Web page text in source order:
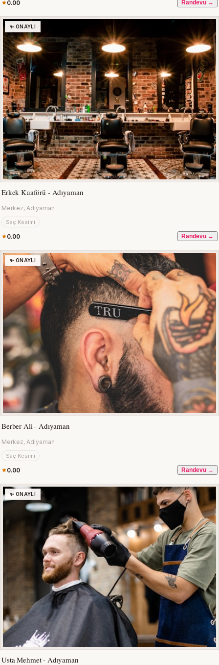
0.00 Randevu →
✨ ONAYLI
Erkek Kuaförü - Adıyaman
Merkez, Adıyaman
Saç Kesimi
0.00 Randevu →
✨ ONAYLI
Berber Ali - Adıyaman
Merkez, Adıyaman
Saç Kesimi
0.00 Randevu →
✨ ONAYLI
Usta Mehmet - Adıyaman